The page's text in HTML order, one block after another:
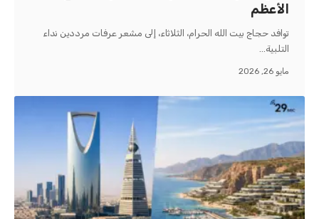
الأعظم
توافد حجاج بيت الله الحرام، الثلاثاء، إلى مشعر عرفات مرددين نداء
التلبية…
مايو 26, 2026